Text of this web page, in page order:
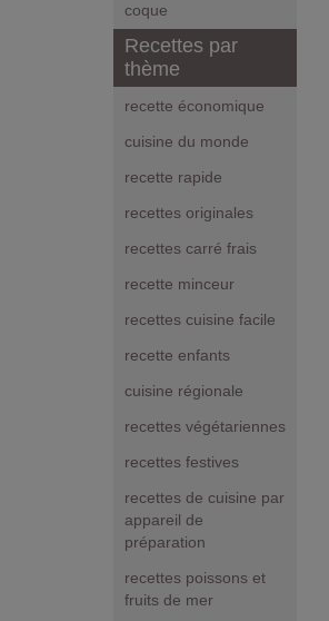
coque
Recettes par
thème
recette économique
cuisine du monde
recette rapide
recettes originales
recettes carré frais
recette minceur
recettes cuisine facile
recette enfants
cuisine régionale
recettes végétariennes
recettes festives
recettes de cuisine par
appareil de
préparation
recettes poissons et
fruits de mer